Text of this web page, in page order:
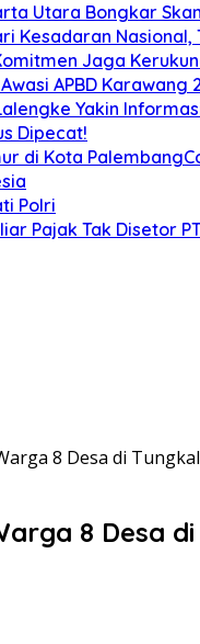
Utara Bongkar
Kesadaran
Jaga
APBD Karawang
Yakin
Dipecat!
di Kota
Polri
Pajak Tak Disetor
8 Desa di
8 Desa